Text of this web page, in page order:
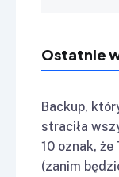
Ostatnie
Backup,
straciła
10 oznak,
(zanim